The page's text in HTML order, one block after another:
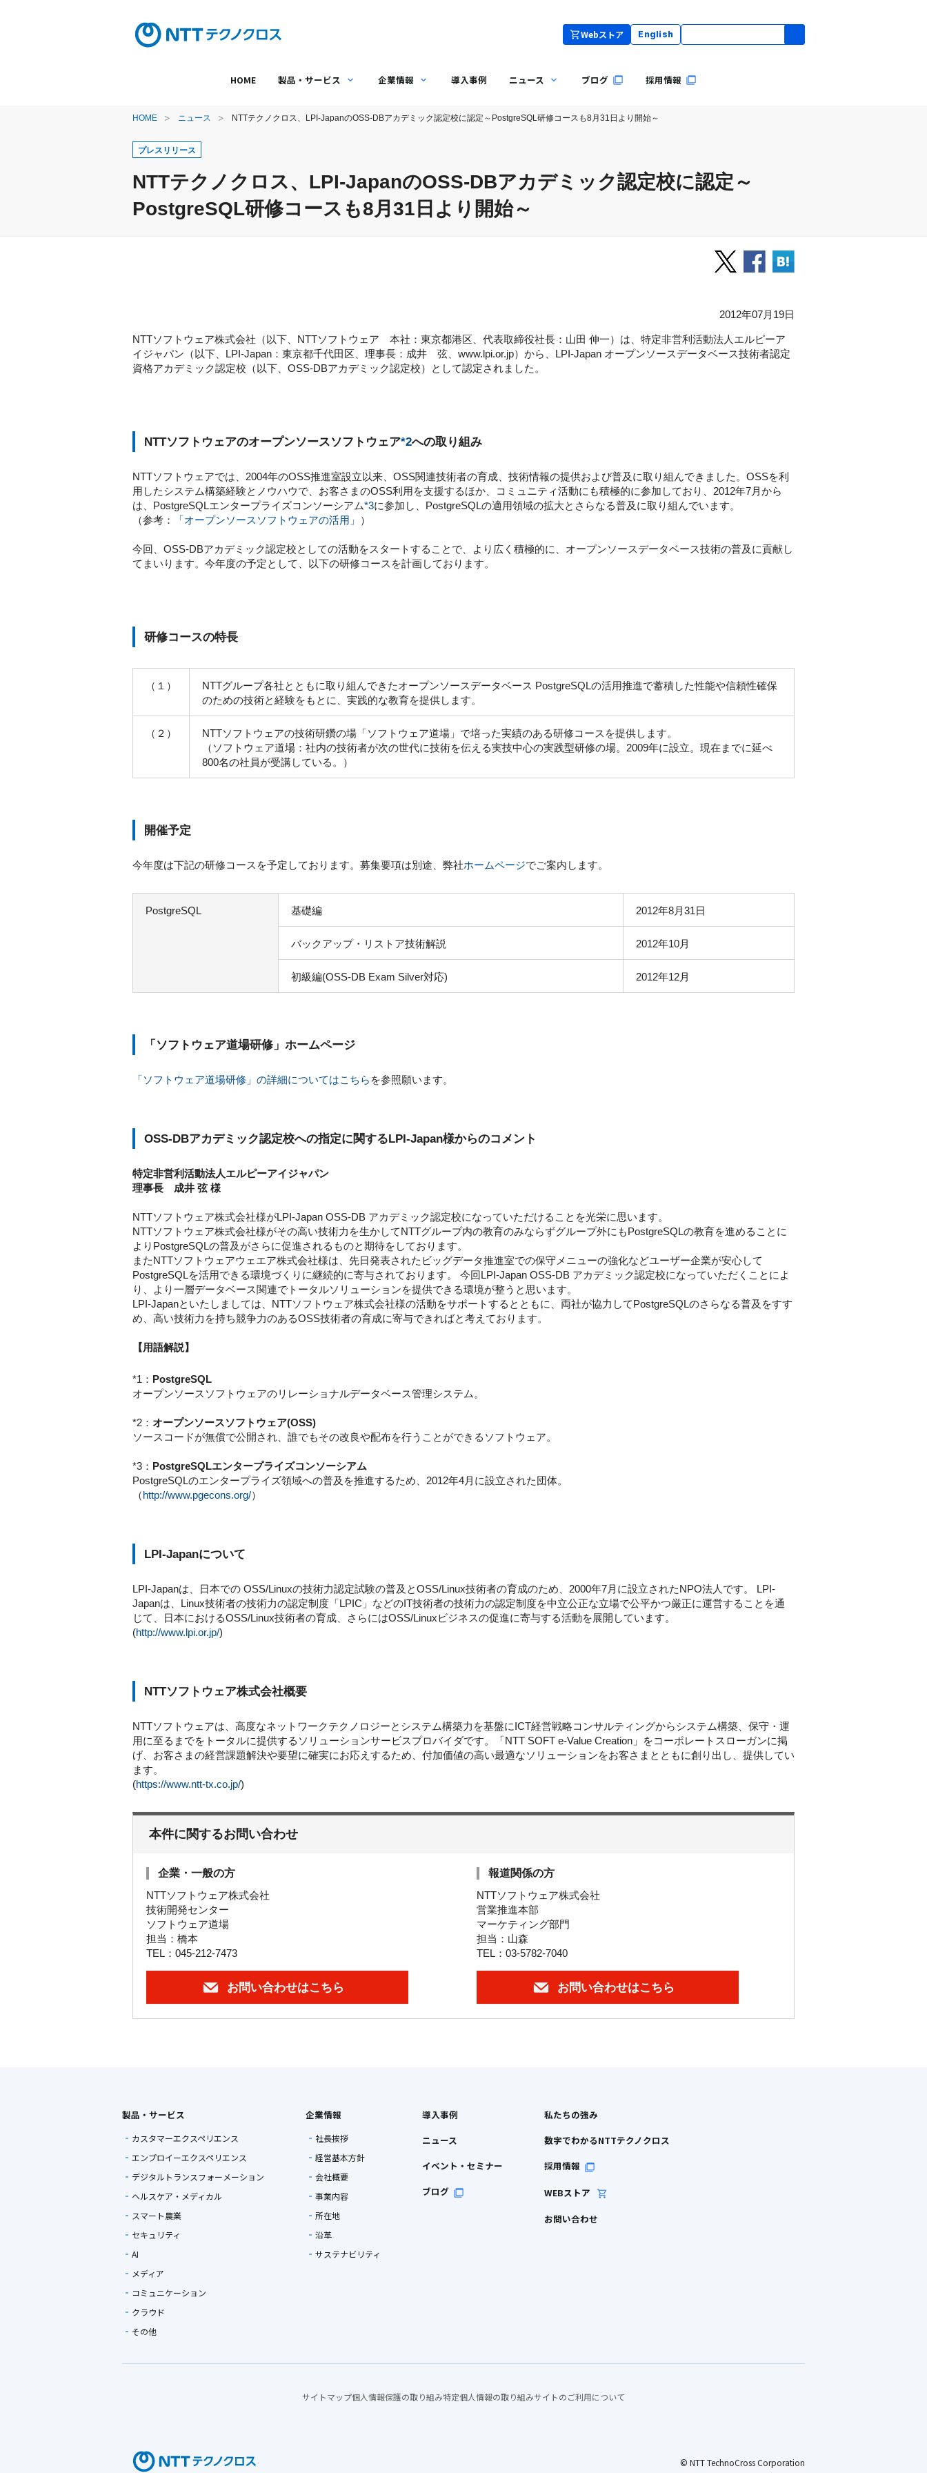
Webストア English
HOME 製品・サービス 企業情報 導入事例 ニュース ブログ 採用情報
HOME ニュース NTTテクノクロス、LPI-JapanのOSS-DBアカデミック認定校に認定～PostgreSQL研修コースも8月31日より開始～
プレスリリース
NTTテクノクロス、LPI-JapanのOSS-DBアカデミック認定校に認定～
PostgreSQL研修コースも8月31日より開始～
2012年07月19日
NTTソフトウェア株式会社（以下、NTTソフトウェア 本社：東京都港区、代表取締役社長：山田 伸一）は、特定非営利活動法人エルピーア
イジャパン（以下、LPI-Japan：東京都千代田区、理事長：成井 弦、www.lpi.or.jp）から、LPI-Japan オープンソースデータベース技術者認定
資格アカデミック認定校（以下、OSS-DBアカデミック認定校）として認定されました。
NTTソフトウェアのオープンソースソフトウェア*2への取り組み
NTTソフトウェアでは、2004年のOSS推進室設立以来、OSS関連技術者の育成、技術情報の提供および普及に取り組んできました。OSSを利
用したシステム構築経験とノウハウで、お客さまのOSS利用を支援するほか、コミュニティ活動にも積極的に参加しており、2012年7月から
は、PostgreSQLエンタープライズコンソーシアム*3に参加し、PostgreSQLの適用領域の拡大とさらなる普及に取り組んでいます。
（参考：
「オープンソースソフトウェアの活用」 ）
今回、OSS-DBアカデミック認定校としての活動をスタートすることで、より広く積極的に、オープンソースデータベース技術の普及に貢献し
てまいります。今年度の予定として、以下の研修コースを計画しております。
研修コースの特長
（１）
NTTグループ各社とともに取り組んできたオープンソースデータベース PostgreSQLの活用推進で蓄積した性能や信頼性確保
のための技術と経験をもとに、実践的な教育を提供します。
（２）
NTTソフトウェアの技術研鑽の場「ソフトウェア道場」で培った実績のある研修コースを提供します。
（ソフトウェア道場：社内の技術者が次の世代に技術を伝える実技中心の実践型研修の場。2009年に設立。現在までに延べ
800名の社員が受講している。）
開催予定
今年度は下記の研修コースを予定しております。募集要項は別途、弊社ホームページでご案内します。
PostgreSQL 基礎編 2012年8月31日
バックアップ・リストア技術解説 2012年10月
初級編(OSS-DB Exam Silver対応) 2012年12月
「ソフトウェア道場研修」ホームページ
「ソフトウェア道場研修」の詳細についてはこちら を参照願います。
OSS-DBアカデミック認定校への指定に関するLPI-Japan様からのコメント
特定非営利活動法人エルピーアイジャパン
理事長 成井 弦 様
NTTソフトウェア株式会社様がLPI-Japan OSS-DB アカデミック認定校になっていただけることを光栄に思います。
NTTソフトウェア株式会社様がその高い技術力を生かしてNTTグループ内の教育のみならずグループ外にもPostgreSQLの教育を進めることに
よりPostgreSQLの普及がさらに促進されるものと期待をしております。
またNTTソフトウェアウェエア株式会社様は、先日発表されたビッグデータ推進室での保守メニューの強化などユーザー企業が安心して
PostgreSQLを活用できる環境づくりに継続的に寄与されております。 今回LPI-Japan OSS-DB アカデミック認定校になっていただくことによ
り、より一層データベース関連でトータルソリューションを提供できる環境が整うと思います。
LPI-Japanといたしましては、NTTソフトウェア株式会社様の活動をサポートするとともに、両社が協力してPostgreSQLのさらなる普及をすす
め、高い技術力を持ち競争力のあるOSS技術者の育成に寄与できればと考えております。
【用語解説】
*1： PostgreSQL
オープンソースソフトウェアのリレーショナルデータベース管理システム。
*2： オープンソースソフトウェア(OSS)
ソースコードが無償で公開され、誰でもその改良や配布を行うことができるソフトウェア。
*3： PostgreSQLエンタープライズコンソーシアム
PostgreSQLのエンタープライズ領域への普及を推進するため、2012年4月に設立された団体。
（http://www.pgecons.org/）
LPI-Japanについて
LPI-Japanは、日本での OSS/Linuxの技術力認定試験の普及とOSS/Linux技術者の育成のため、2000年7月に設立されたNPO法人です。 LPI-
Japanは、Linux技術者の技術力の認定制度「LPIC」などのIT技術者の技術力の認定制度を中立公正な立場で公平かつ厳正に運営することを通
じて、日本におけるOSS/Linux技術者の育成、さらにはOSS/Linuxビジネスの促進に寄与する活動を展開しています。
(http://www.lpi.or.jp/)
NTTソフトウェア株式会社概要
NTTソフトウェアは、高度なネットワークテクノロジーとシステム構築力を基盤にICT経営戦略コンサルティングからシステム構築、保守・運
用に至るまでをトータルに提供するソリューションサービスプロバイダです。「NTT SOFT e-Value Creation」をコーポレートスローガンに掲
げ、お客さまの経営課題解決や要望に確実にお応えするため、付加価値の高い最適なソリューションをお客さまとともに創り出し、提供してい
ます。
(https://www.ntt-tx.co.jp/)
本件に関するお問い合わせ
企業・一般の方
NTTソフトウェア株式会社
技術開発センター
ソフトウェア道場
担当：橋本
TEL：045-212-7473
お問い合わせはこちら
報道関係の方
NTTソフトウェア株式会社
営業推進本部
マーケティング部門
担当：山森
TEL：03-5782-7040
お問い合わせはこちら
製品・サービス
カスタマーエクスペリエンス
エンプロイーエクスペリエンス
デジタルトランスフォーメーション
ヘルスケア・メディカル
スマート農業
セキュリティ
AI
メディア
コミュニケーション
クラウド
その他
企業情報
社長挨拶
経営基本方針
会社概要
事業内容
所在地
沿革
サステナビリティ
導入事例
ニュース
イベント・セミナー
ブログ
私たちの強み
数字でわかるNTTテクノクロス
採用情報
WEBストア
お問い合わせ
サイトマップ個人情報保護の取り組み特定個人情報の取り組みサイトのご利用について
© NTT TechnoCross Corporation